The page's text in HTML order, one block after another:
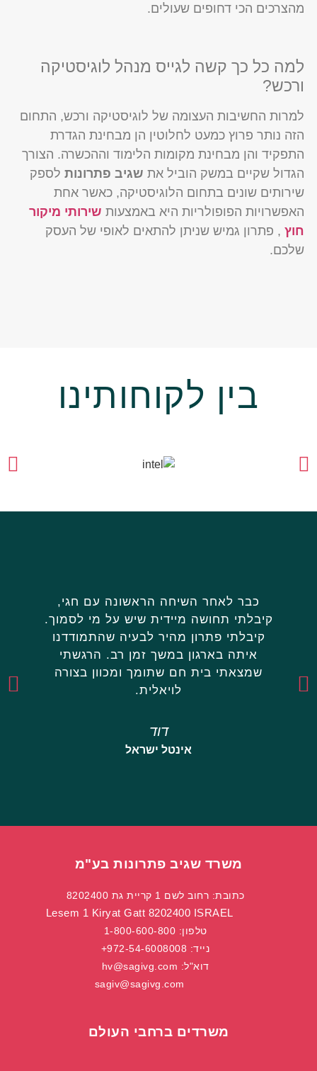
מהצרכים הכי דחופים שעולים.
למה כל כך קשה לגייס מנהל לוגיסטיקה
ורכש?
למרות החשיבות העצומה של לוגיסטיקה ורכש, התחום
הזה נותר פרוץ כמעט לחלוטין הן מבחינת הגדרת
התפקיד והן מבחינת מקומות הלימוד וההכשרה. הצורך
הגדול שקיים במשק הוביל את שגיב פתרונות לספק
שירותים שונים בתחום הלוגיסטיקה, כאשר אחת
האפשרויות הפופולריות היא באמצעות שירותי מיקור
חוץ , פתרון גמיש שניתן להתאים לאופי של העסק
שלכם.
בין לקוחותינו
כבר לאחר השיחה הראשונה עם חגי,
קיבלתי תחושה מיידית שיש על מי לסמוך.
קיבלתי פתרון מהיר לבעיה שהתמודדנו
איתה בארגון במשך זמן רב. הרגשתי
שמצאתי בית חם שתומך ומכוון בצורה
לויאלית.
דוד
אינטל ישראל
של
משרד שגיב פתרונות בע"מ
כתובת: רחוב לשם 1 קריית גת 8202400
טלפון: 1-800-600-800
נייד: 972-54-6008008+
דוא"ל: hv@sagivg.com
sagiv@sagivg.com
משרדים ברחבי העולם